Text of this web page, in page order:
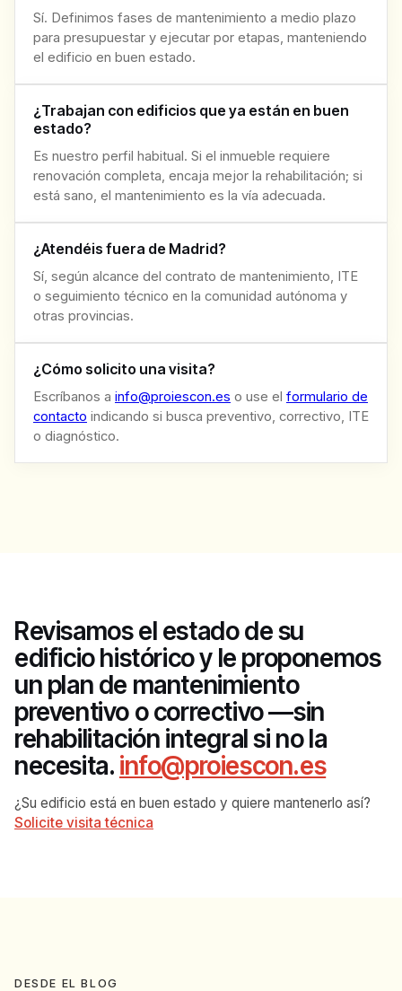
Sí. Definimos fases de mantenimiento a medio plazo
para presupuestar y ejecutar por etapas, manteniendo
el edificio en buen estado.
¿Trabajan con edificios que ya están en buen
estado?
Es nuestro perfil habitual. Si el inmueble requiere
renovación completa, encaja mejor la rehabilitación; si
está sano, el mantenimiento es la vía adecuada.
¿Atendéis fuera de Madrid?
Sí, según alcance del contrato de mantenimiento, ITE
o seguimiento técnico en la comunidad autónoma y
otras provincias.
¿Cómo solicito una visita?
Escríbanos a info@proiescon.es o use el formulario de
contacto indicando si busca preventivo, correctivo, ITE
o diagnóstico.
Revisamos el estado de su
edificio histórico y le proponemos
un plan de mantenimiento
preventivo o correctivo —sin
rehabilitación integral si no la
necesita. info@proiescon.es
¿Su edificio está en buen estado y quiere mantenerlo así?
Solicite visita técnica
DESDE EL BLOG